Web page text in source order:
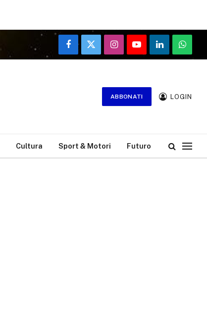
Facebook
X
(Twitter)
InstagramYouTubeLinkedIn
ABBONATI LOGIN
Cultura Sport & Motori Futuro